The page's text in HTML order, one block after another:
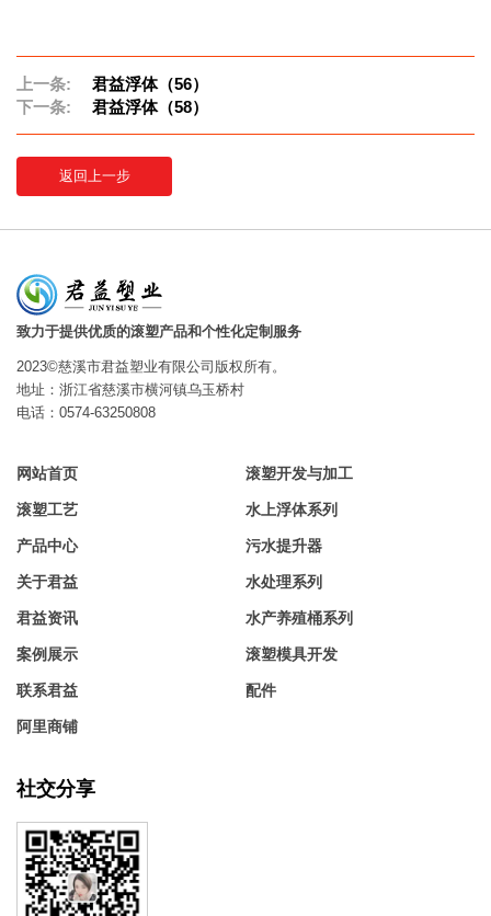
上一条:
君益浮体（56）
下一条:
君益浮体（58）
返回上一步
致力于提供优质的滚塑产品和个性化定制服务
2023©慈溪市君益塑业有限公司版权所有。
地址：浙江省慈溪市横河镇乌玉桥村
电话：0574-63250808
网站首页
滚塑工艺
产品中心
关于君益
君益资讯
案例展示
联系君益
阿里商铺
滚塑开发与加工
水上浮体系列
污水提升器
水处理系列
水产养殖桶系列
滚塑模具开发
配件
社交分享